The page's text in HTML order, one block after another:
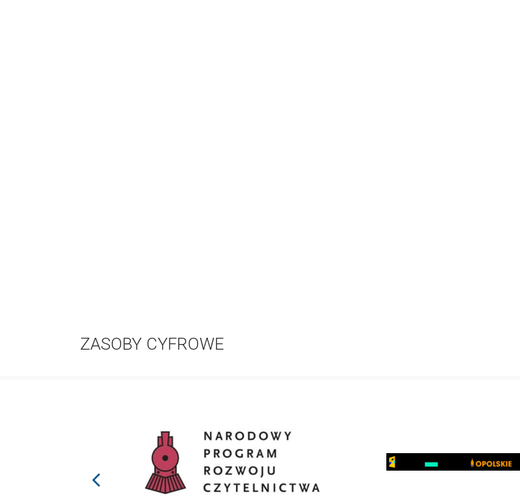
ZASOBY CYFROWE
prev